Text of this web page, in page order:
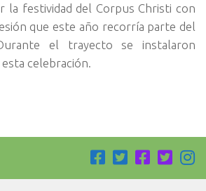
la festividad del Corpus Christi con
que este año recorría parte del
el trayecto se instalaron
celebración.